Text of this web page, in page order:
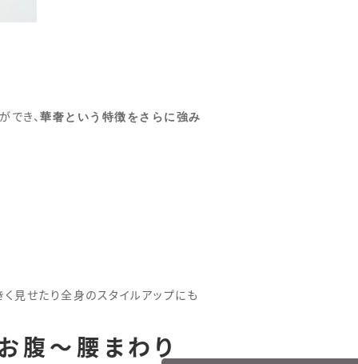
でき、 華奢という特徴をさらに強み
見せたり全身のスタイルアップにも
腹〜腰まわり